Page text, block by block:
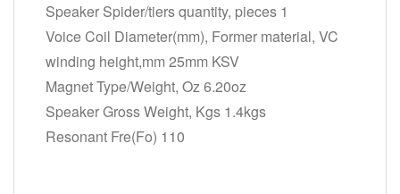
Speaker Spider/tiers quantity, pieces 1
Voice Coil Diameter(mm), Former material, VC
winding height,mm 25mm KSV
Magnet Type/Weight, Oz 6.20oz
Speaker Gross Weight, Kgs 1.4kgs
Resonant Fre(Fo) 110